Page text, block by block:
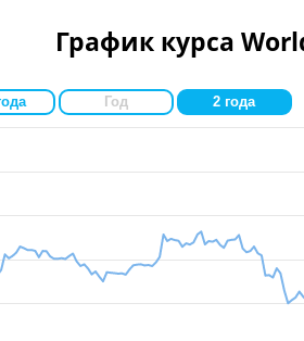
График курса
Год 2 года